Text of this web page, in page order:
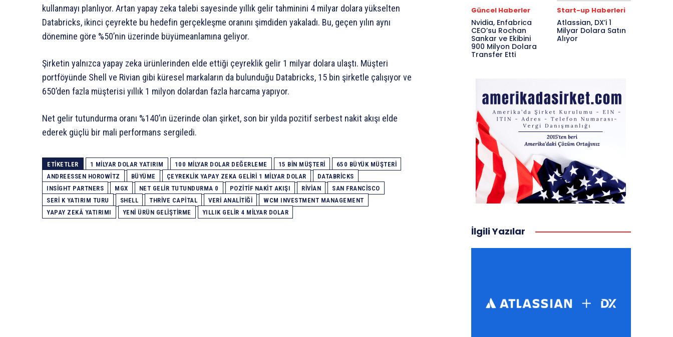
kullanmayı planlıyor. Artan yapay zeka talebi sayesinde yıllık gelir tahminini 4 milyar dolara yükselten
Databricks, ikinci çeyrekte bu hedefin gerçekleşme oranını şimdiden yakaladı. Bu, geçen yılın aynı
dönemine göre %50’nin üzerinde büyümeanlamına geliyor.
Şirketin yalnızca yapay zeka ürünlerinden elde ettiği çeyreklik gelir 1 milyar dolara ulaştı. Müşteri
portföyünde Shell ve Rivian gibi küresel markaların da bulunduğu Databricks, 15 bin şirketle çalışıyor ve
650’den fazla müşterisi yıllık 1 milyon dolardan fazla harcama yapıyor.
Net gelir tutundurma oranı %140’ın üzerinde olan şirket, son bir yılda pozitif serbest nakit akışı elde
ederek güçlü bir mali performans sergiledi.
ETIKETLER 1 MILYAR DOLAR YATIRIM 100 MILYAR DOLAR DEĞERLEME 15 BIN MÜŞTERI
650 BÜYÜK MÜŞTERI
ANDREESSEN HOROWITZ
BÜYÜME ÇEYREKLIK YAPAY ZEKA GELIRI 1 MILYAR DOLAR
DATABRICKS
INSIGHT PARTNERS
MGX NET GELIR TUTUNDURMA 0 POZITIF NAKIT AKIŞI RIVIAN
SAN FRANCISCO
SERI K YATIRIM TURU
SHELL THRIVE CAPITAL VERI ANALITIĞI
WCM INVESTMENT MANAGEMENT
YAPAY ZEKÂ YATIRIMI
YENI ÜRÜN GELIŞTIRME YILLIK GELIR 4 MILYAR DOLAR
Güncel Haberler
Nvidia, Enfabrica
CEO’su Rochan
Sankar ve Ekibini
900 Milyon Dolara
Transfer Etti
Start-up Haberleri
Atlassian, DX’i 1
Milyar Dolara Satın
Alıyor
İlgili Yazılar